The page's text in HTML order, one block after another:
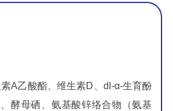
A乙酸酯、维生素D、dl-α-生育酚
酵母硒、氨基酸锌络合物（氨基